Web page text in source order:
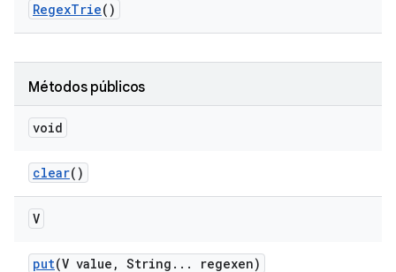
RegexTrie()
Métodos públicos
void
clear()
V
put(V value , String . . . regexen)